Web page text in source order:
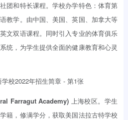
团和特长课程。学校办学特色：体育第
教学。由中国、美国、英国、加拿大等
文双语课程。同时引入专业的体育俱乐
统，为学生提供全面的健康教育和心灵
Farragut Academy) 上海校区。学生
籍，修满学分，获取美国法拉古特学校